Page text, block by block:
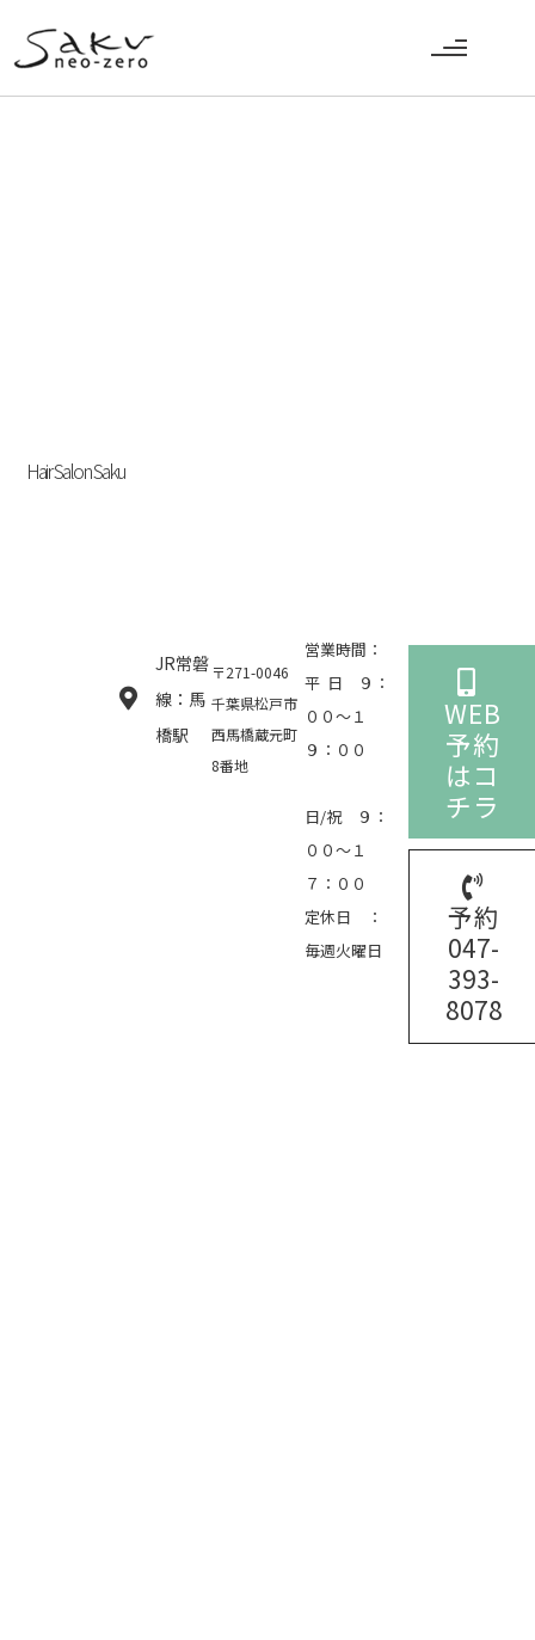
Hair Salon Saku
JR常磐
線：馬
橋駅
〒271-0046
千葉県松戸市
西馬橋蔵元町
8番地
営業時間：
平 日 ９：
００～１
９：００
日/祝 ９：
００～１
７：００
定休日 ：
毎週火曜日
WEB
予約
はコ
チラ
予約
047-
393-
8078